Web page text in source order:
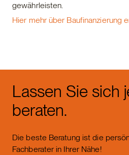
gewährleisten.
Hier mehr über Baufinanzierung
Lassen Sie sich
beraten.
Die beste Beratung ist die
Fachberater in Ihrer Nähe!